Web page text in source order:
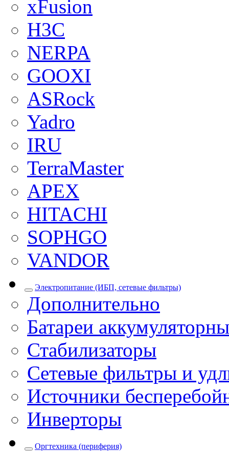
xFusion
H3C
NERPA
GOOXI
ASRock
Yadro
IRU
TerraMaster
APEX
HITACHI
SOPHGO
VANDOR
Электропитание (ИБП, сетевые фильтры)
Дополнительно
Батареи
Стабилизаторы
Сетевые фильтры и
Источники
Инверторы
Оргтехника (периферия)